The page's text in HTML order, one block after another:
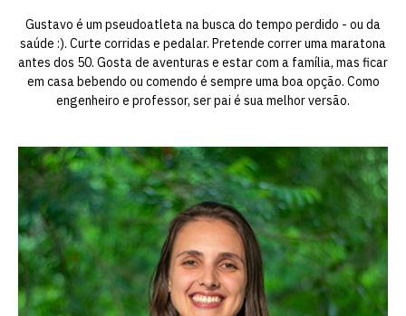
Gustavo é um pseudoatleta na busca do tempo perdido - ou da
saúde :). Curte corridas e pedalar. Pretende correr uma maratona
antes dos 50. Gosta de aventuras e estar com a família, mas ficar
em casa bebendo ou comendo é sempre uma boa opção. Como
engenheiro e professor, ser pai é sua melhor versão.